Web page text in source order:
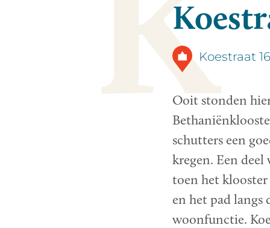
Koestraat
Ooit stonden
schutters een
kregen. Een
toen het
en het pad langs
woonfunctie.